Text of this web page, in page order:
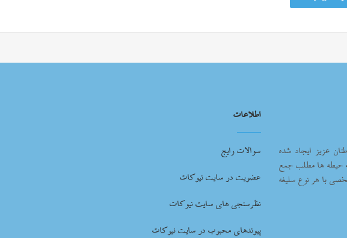
عزیز ایجاد شده
حیطه ها مطلب جمع
با هر نوع سلیغه
اطلاعات
سوالات رایج
عضویت در سایت نیوکات
نظرسنجی های سایت نیوکات
پیوندهای محبوب در سایت نیوکات